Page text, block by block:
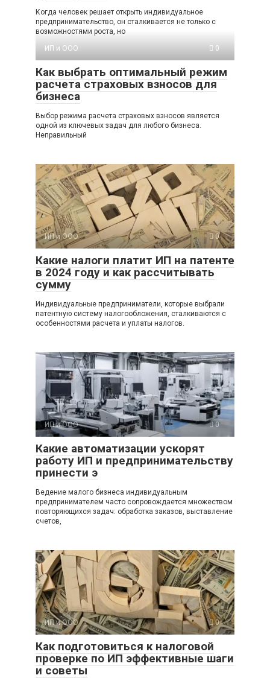
Когда человек решает открыть индивидуальное
предпринимательство, он сталкивается не только с
возможностями роста, но
ИП и ООО
0
Как выбрать оптимальный режим
расчета страховых взносов для
бизнеса
Выбор режима расчета страховых взносов является
одной из ключевых задач для любого бизнеса.
Неправильный
ИП и ООО 0
Какие налоги платит ИП на патенте
в 2024 году и как рассчитывать
сумму
Индивидуальные предприниматели, которые выбрали
патентную систему налогообложения, сталкиваются с
особенностями расчета и уплаты налогов.
ИП и ООО 0
Какие автоматизации ускорят
работу ИП и предпринимательству
принести э
Ведение малого бизнеса индивидуальным
предпринимателем часто сопровождается множеством
повторяющихся задач: обработка заказов, выставление
счетов,
ИП и ООО 0
Как подготовиться к налоговой
проверке по ИП эффективные шаги
и советы